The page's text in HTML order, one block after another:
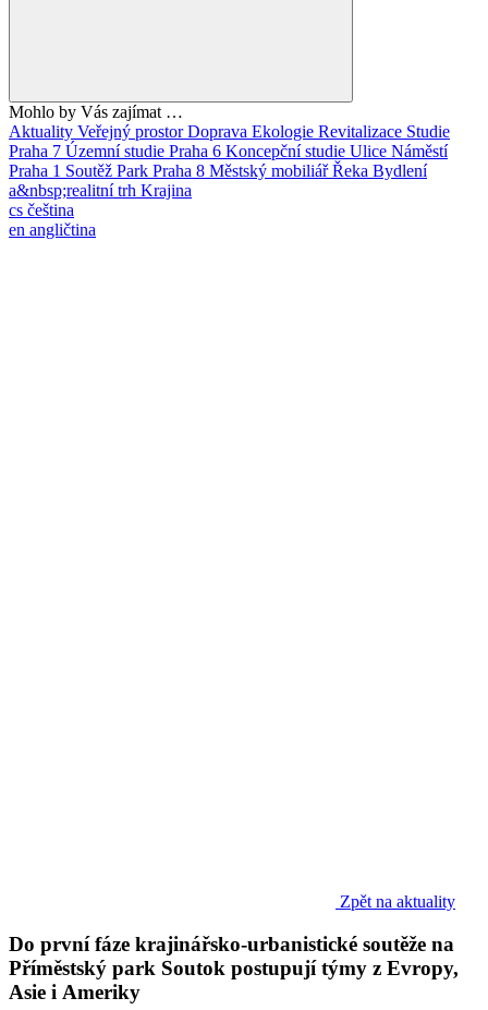
Mohlo by Vás zajímat …
Aktuality Veřejný prostorDoprava Ekologie Revitalizace Studie
Praha 7 Územní studie Praha 6 Koncepční studie Ulice Náměstí
Praha 1 Soutěž Park Praha 8 Městský mobiliářŘeka Bydlení
a&nbsp;realitní trh Krajina
cs čeština
en angličtina
Zpět na aktuality
Do první fáze krajinářsko-urbanistické soutěže na
Příměstský park Soutok postupují týmy z Evropy,
Asie i Ameriky